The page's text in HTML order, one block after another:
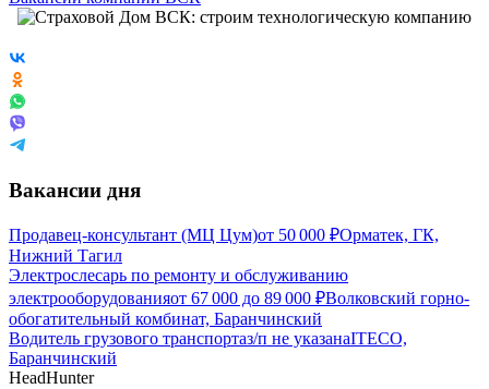
Вакансии дня
Продавец-консультант (МЦ Цум)от 50 000 ₽Орматек, ГК,
Нижний Тагил
Электрослесарь по ремонту и обслуживанию
электрооборудованияот 67 000 до 89 000 ₽Волковский горно-
обогатительный комбинат, Баранчинский
Водитель грузового транспортаз/п не указанаITECO,
Баранчинский
HeadHunter